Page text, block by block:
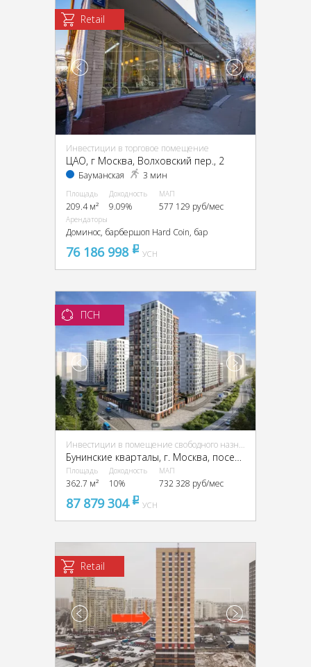
Retail
Инвестиции в торговое помещение
ЦАО, г Москва, Волховский пер., 2
Бауманская 3 мин
Площадь
209.4 м²
Доходность
9.09%
МАП
577 129 руб/мес
Арендаторы
Доминос, барбершоп Hard Coin, бар
76 186 998 pуб
УСН
ПСН
Инвестиции в помещение свободного назначения (ПСН)
Площадь
362.7 м²
Доходность
10%
МАП
732 328 руб/мес
87 879 304 pуб
УСН
Retail